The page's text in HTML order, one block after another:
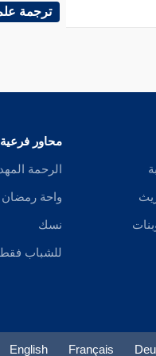
و "
و "
وجعلت
ترجمة
محاور فرعية
الرحمة
واحة رمضان
نسك
للشباب فقط
Français
English